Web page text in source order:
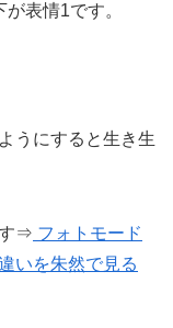
表情1です。
うにすると生き生
す⇒ フォトモード
いを朱然で見る